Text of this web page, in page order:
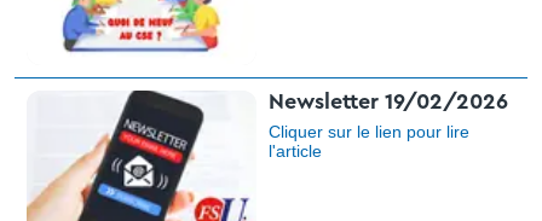
Newsletter 19/02/2026
Cliquer sur le lien pour lire
l'article​